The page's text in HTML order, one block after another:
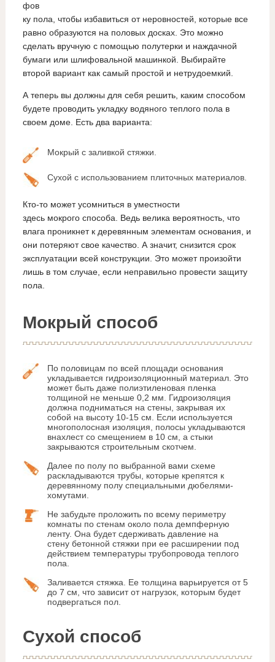
фов
ку пола, чтобы избавиться от неровностей, которые все
равно образуются на половых досках. Это можно
сделать вручную с помощью полутерки и наждачной
бумаги или шлифовальной машинкой. Выбирайте
второй вариант как самый простой и нетрудоемкий.
А теперь вы должны для себя решить, каким способом
будете проводить укладку водяного теплого пола в
своем доме. Есть два варианта:
Мокрый с заливкой стяжки.
Сухой с использованием плиточных материалов.
Кто-то может усомниться в уместности
здесь мокрого способа. Ведь велика вероятность, что
влага проникнет к деревянным элементам основания, и
они потеряют свое качество. А значит, снизится срок
эксплуатации всей конструкции. Это может произойти
лишь в том случае, если неправильно провести защиту
пола.
Мокрый способ
По половицам по всей площади основания
укладывается гидроизоляционный материал. Это
может быть даже полиэтиленовая пленка
толщиной не меньше 0,2 мм. Гидроизоляция
должна подниматься на стены, закрывая их
собой на высоту 10-15 см. Если используется
многополосная изоляция, полосы укладываются
внахлест со смещением в 10 см, а стыки
закрываются строительным скотчем.
Далее по полу по выбранной вами схеме
раскладываются трубы, которые крепятся к
деревянному полу специальными дюбелями-
хомутами.
Не забудьте проложить по всему периметру
комнаты по стенам около пола демпферную
ленту. Она будет сдерживать давление на
стену бетонной стяжки при ее расширении под
действием температуры трубопровода теплого
пола.
Заливается стяжка. Ее толщина варьируется от 5
до 7 см, что зависит от нагрузок, которым будет
подвергаться пол.
Сухой способ